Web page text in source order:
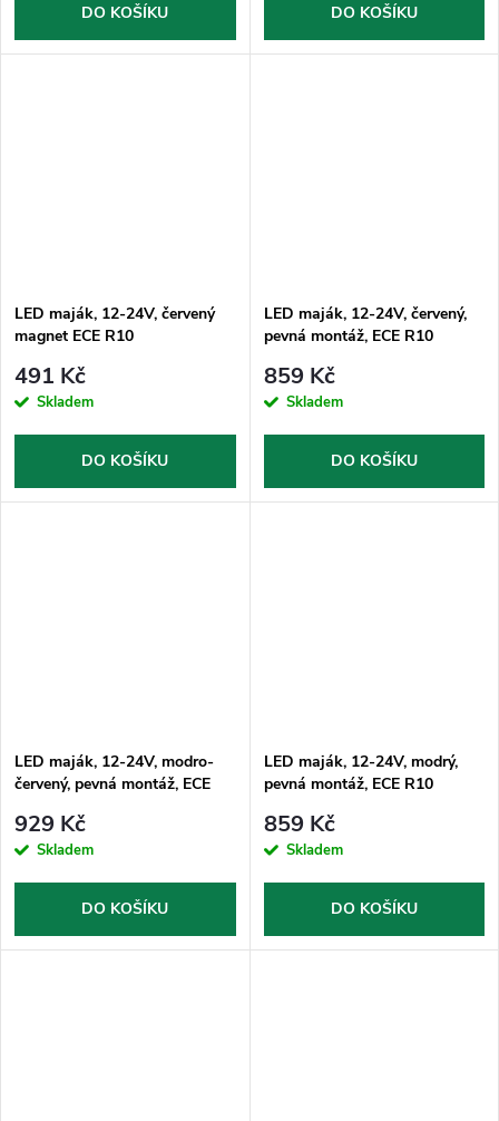
DO KOŠÍKU DO KOŠÍKU
LED maják, 12-24V, červený
magnet ECE R10
491 Kč
Skladem
DO KOŠÍKU
LED maják, 12-24V, červený,
pevná montáž, ECE R10
859 Kč
Skladem
DO KOŠÍKU
LED maják, 12-24V, modro-
červený, pevná montáž, ECE
929 Kč
Skladem
DO KOŠÍKU
LED maják, 12-24V, modrý,
pevná montáž, ECE R10
859 Kč
Skladem
DO KOŠÍKU